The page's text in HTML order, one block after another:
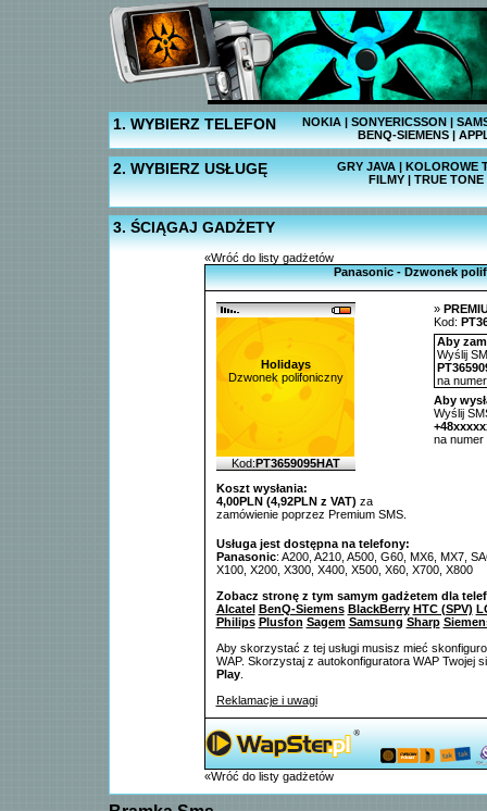
1. WYBIERZ TELEFON NOKIA|SONYERICSSON|
BENQ-SIEMENS|
2. WYBIERZ USŁUGĘ GRY JAVA | KOLOROWE
FILMY|TRUE TONE
3. ŚCIĄGAJ GADŻETY
«Wróć do listy gadżetów
Panasonic - Dzwonek
Holidays
Dzwonek polifoniczny
Kod:PT3659095HAT
Koszt wysłania:
4,00PLN (4,92PLN z VAT) za
zamówienie poprzez Premium SMS.
»
Kod:
Aby
Wyślij
na
Aby
Wyślij
na numer
Usługa jest dostępna na telefony:
Panasonic: A200, A210, A500, G60, MX6, MX7,
X100, X200, X300, X400, X500, X60, X700, X800
Zobacz stronę z tym samym gadżetem dla
Alcatel BenQ-Siemens BlackBerry HTC (SPV)
Philips Plusfon Sagem Samsung Sharp
Aby skorzystać z tej usługi musisz mieć
WAP. Skorzystaj z autokonfiguratora WAP Twojej
Play.
Reklamacje i uwagi
«Wróć do listy gadżetów